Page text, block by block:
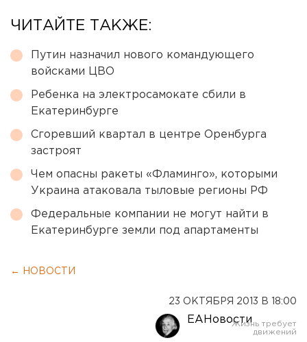
ЧИТАЙТЕ ТАКЖЕ:
Путин назначил нового командующего
войсками ЦВО
Ребенка на электросамокате сбили в
Екатеринбурге
Сгоревший квартал в центре Оренбурга
застроят
Чем опасны ракеты «Фламинго», которыми
Украина атаковала тыловые регионы РФ
Федеральные компании не могут найти в
Екатеринбурге земли под апартаменты
← НОВОСТИ
23 ОКТЯБРЯ 2013 В 18:00
ЕАНовости